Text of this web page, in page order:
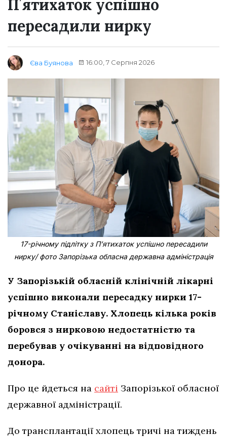
Пʼятихаток успішно
пересадили нирку
Єва Буянова 16:00, 7 Серпня 2026
17-річному підлітку з Пʼятихаток успішно пересадили
нирку/ фото Запорізька обласна державна адміністрація
У Запорізькій обласній клінічній лікарні
успішно виконали пересадку нирки 17-
річному Станіславу. Хлопець кілька років
боровся з нирковою недостатністю та
перебував у очікуванні на відповідного
донора.
Про це йдеться на сайті Запорізької обласної
державної адміністрації.
До трансплантації хлопець тричі на тиждень